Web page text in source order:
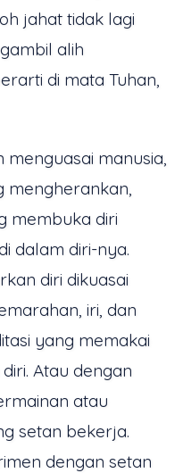
jahat tidak lagi
alih
di mata Tuhan,
menguasai manusia,
mengherankan,
membuka diri
dalam diri-nya.
diri dikuasai
iri, dan
yang memakai
Atau dengan
atau
setan bekerja.
dengan setan